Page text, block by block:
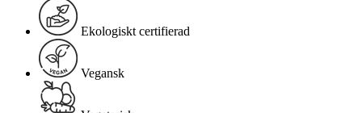
Ekologiskt certifierad
Vegansk